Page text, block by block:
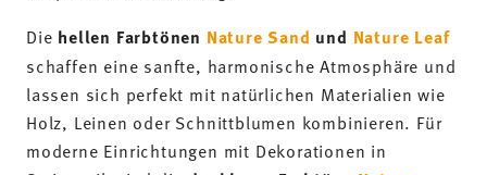
selbstgemachte Spezialitäten – auf dem Nature-
Geschirr wirken Speisen besonders hochwertig,
gesund und frisch. Diese Kollektion richtet sich an
alle, die beim Brunch nicht nur genießen, sondern
auch eineAtmosphäre von Ruhe, Balance und